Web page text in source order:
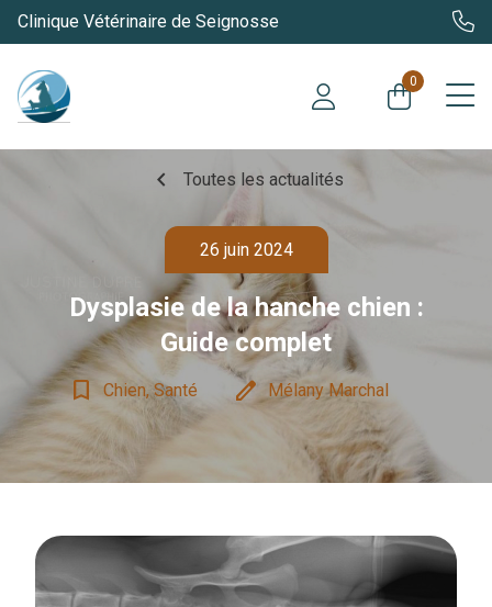
Clinique Vétérinaire de Seignosse
0
chevron_left Toutes les actualités
26 juin 2024
Dysplasie de la hanche chien :
Guide complet
bookmark_border Chien, Santé edit Mélany Marchal